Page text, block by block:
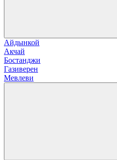
Айдынкой
Акчай
Бостанджи
Газиверен
Мевлеви